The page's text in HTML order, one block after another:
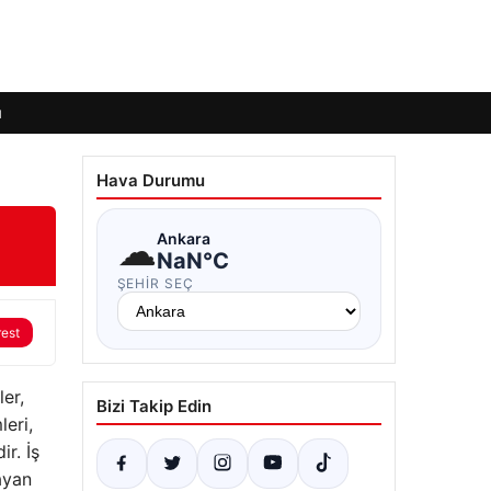
İş
Hava Durumu
☁Ankara
NaN°C
ŞEHIR SEÇ
Bizi Takip Edin